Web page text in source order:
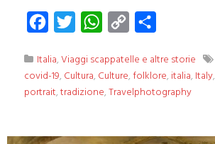
Facebook
Twitter WhatsApp
Copy
Italia,Viaggi scappatelle e altre storie
covid-19, Cultura, Culture,folklore, italia, Italy,
portrait,tradizione,Travelphotography